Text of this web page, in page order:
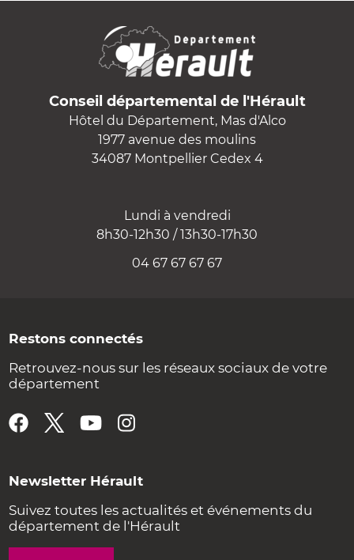
Conseil départemental de l'Hérault
Hôtel du Département, Mas d'Alco
1977 avenue des moulins
34087 Montpellier Cedex 4
Lundi à vendredi
8h30-12h30 / 13h30-17h30
04 67 67 67 67
Restons connectés
Retrouvez-nous sur les réseaux sociaux de votre
département
Newsletter Hérault
Suivez toutes les actualités et événements du
département de l'Hérault